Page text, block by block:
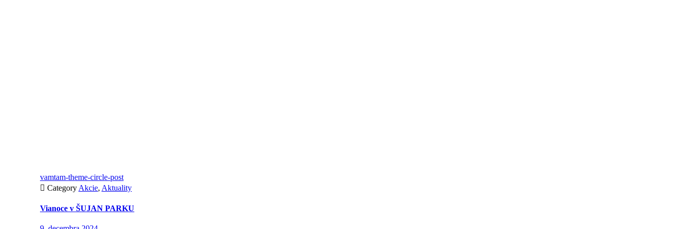
vamtam-theme-circle-post
 Category Akcie, Aktuality
Vianoce v ŠUJAN PARKU